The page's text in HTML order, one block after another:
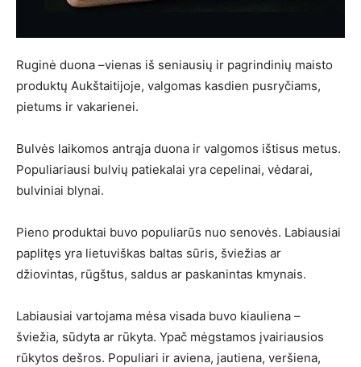
Ruginė duona –vienas iš seniausių ir pagrindinių maisto
produktų Aukštaitijoje, valgomas kasdien pusryčiams,
pietums ir vakarienei.
Bulvės laikomos antrąja duona ir valgomos ištisus metus.
Populiariausi bulvių patiekalai yra cepelinai, vėdarai,
bulviniai blynai.
Pieno produktai buvo populiarūs nuo senovės. Labiausiai
paplitęs yra lietuviškas baltas sūris, šviežias ar
džiovintas, rūgštus, saldus ar paskanintas kmynais.
Labiausiai vartojama mėsa visada buvo kiauliena –
šviežia, sūdyta ar rūkyta. Ypač mėgstamos įvairiausios
rūkytos dešros. Populiari ir aviena, jautiena, veršiena,